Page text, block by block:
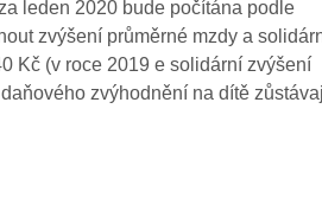
leden 2020 bude počítána podle
zvýšení průměrné mzdy a
Kč (v roce 2019 e solidární zvýšení
zvýhodnění na dítě